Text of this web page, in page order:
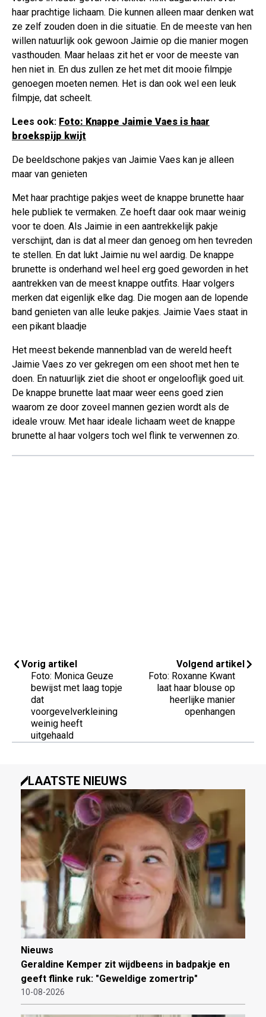
haar prachtige lichaam. Die kunnen alleen maar denken wat
ze zelf zouden doen in die situatie. En de meeste van hen
willen natuurlijk ook gewoon Jaimie op die manier mogen
vasthouden. Maar helaas zit het er voor de meeste van
hen niet in. En dus zullen ze het met dit mooie filmpje
genoegen moeten nemen. Het is dan ook wel een leuk
filmpje, dat scheelt.
Lees ook: Foto: Knappe Jaimie Vaes is haar
broekspijp kwijt
De beeldschone pakjes van Jaimie Vaes kan je alleen
maar van genieten
Met haar prachtige pakjes weet de knappe brunette haar
hele publiek te vermaken. Ze hoeft daar ook maar weinig
voor te doen. Als Jaimie in een aantrekkelijk pakje
verschijnt, dan is dat al meer dan genoeg om hen tevreden
te stellen. En dat lukt Jaimie nu wel aardig. De knappe
brunette is onderhand wel heel erg goed geworden in het
aantrekken van de meest knappe outfits. Haar volgers
merken dat eigenlijk elke dag. Die mogen aan de lopende
band genieten van alle leuke pakjes. Jaimie Vaes staat in
een pikant blaadje
Het meest bekende mannenblad van de wereld heeft
Jaimie Vaes zo ver gekregen om een shoot met hen te
doen. En natuurlijk ziet die shoot er ongelooflijk goed uit.
De knappe brunette laat maar weer eens goed zien
waarom ze door zoveel mannen gezien wordt als de
ideale vrouw. Met haar ideale lichaam weet de knappe
brunette al haar volgers toch wel flink te verwennen zo.
Vorig artikel
Foto: Monica Geuze
bewijst met laag topje
dat
voorgevelverkleining
weinig heeft
uitgehaald
Volgend artikel
Foto: Roxanne Kwant
laat haar blouse op
heerlijke manier
openhangen
LAATSTE NIEUWS
Nieuws
Geraldine Kemper zit wijdbeens in badpakje en
geeft flinke ruk: "Geweldige zomertrip"
10-08-2026